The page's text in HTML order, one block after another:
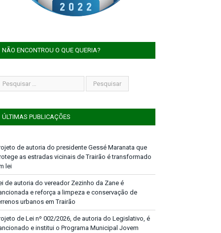
NÃO ENCONTROU O QUE QUERIA?
ÚLTIMAS PUBLICAÇÕES
de autoria do presidente Gessé Maranata que
as estradas vicinais de Trairão é transformado
lei
de autoria do vereador Zezinho da Zane é
e reforça a limpeza e conservação de
urbanos em Trairão
de Lei nº 002/2026, de autoria do Legislativo, é
e institui o Programa Municipal Jovem